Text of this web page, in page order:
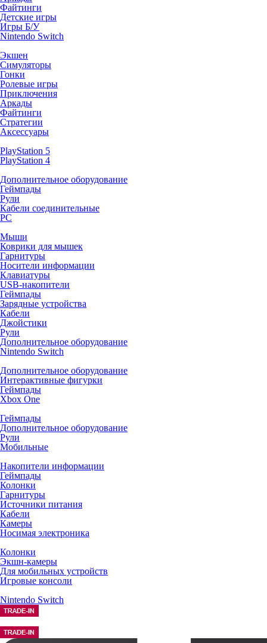
Файтинги
Детские игры
Игры Б/У
Nintendo Switch
Экшен
Симуляторы
Гонки
Ролевые игры
Приключения
Аркады
Файтинги
Стратегии
Аксессуары
PlayStation 5
PlayStation 4
Дополнительное оборудование
Геймпады
Рули
Кабели соединительные
PC
Мыши
Коврики для мышек
Гарнитуры
Носители информации
Клавиатуры
USB-накопители
Геймпады
Зарядные устройства
Кабели
Джойстики
Рули
Дополнительное оборудование
Nintendo Switch
Дополнительное оборудование
Интерактивные фигурки
Геймпады
Xbox One
Геймпады
Дополнительное оборудование
Рули
Мобильные
Накопители информации
Геймпады
Колонки
Гарнитуры
Источники питания
Кабели
Камеры
Носимая электроника
Колонки
Экшн-камеры
Для мобильных устройств
Игровые консоли
Nintendo Switch